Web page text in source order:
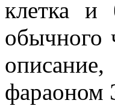
клетка
обычного
фараоном